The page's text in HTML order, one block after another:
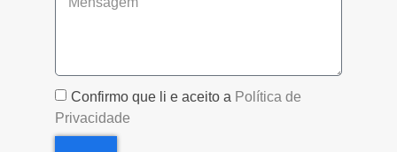
Confirmo que li e aceito a Política de
Privacidade